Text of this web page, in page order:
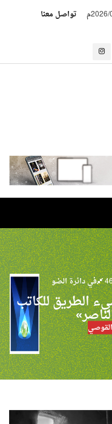
تواصل معنا
في دائرة الضو
الطريق للكاتب